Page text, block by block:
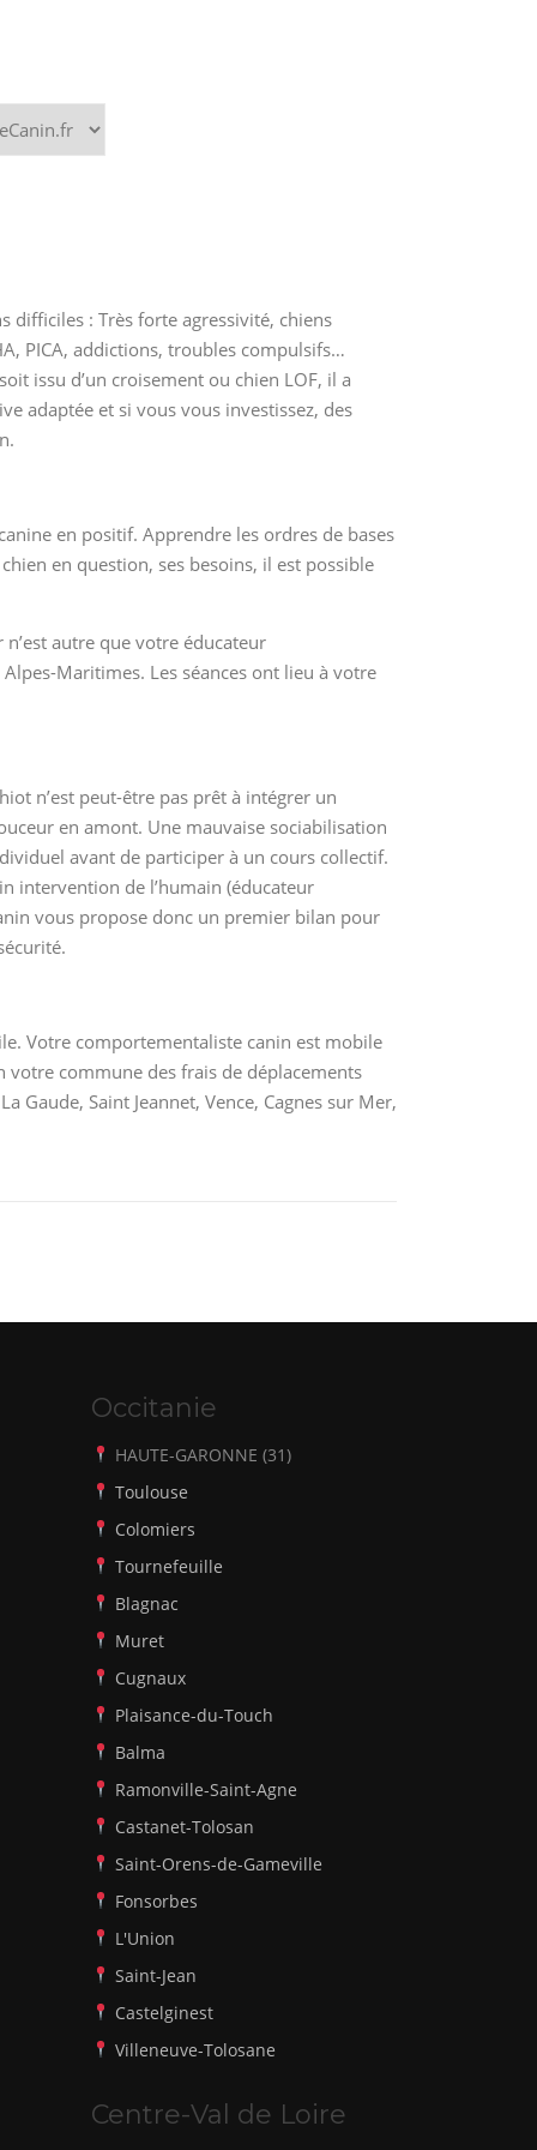
difficiles : Très forte agressivité, chiens
PICA, addictions, troubles compulsifs…
issu d’un croisement ou chien LOF, il a
adaptée et si vous vous investissez, des
en positif. Apprendre les ordres de bases
en question, ses besoins, il est possible
autre que votre éducateur
Maritimes. Les séances ont lieu à votre
n’est peut-être pas prêt à intégrer un
en amont. Une mauvaise sociabilisation
avant de participer à un cours collectif.
intervention de l’humain (éducateur
vous propose donc un premier bilan pour
Votre comportementaliste canin est mobile
votre commune des frais de déplacements
Saint Jeannet, Vence, Cagnes sur Mer,
Occitanie
HAUTE-GARONNE (31)
Toulouse
Colomiers
Tournefeuille
Blagnac
Muret
Cugnaux
Plaisance-du-Touch
Balma
Ramonville-Saint-Agne
Castanet-Tolosan
Saint-Orens-de-Gameville
Fonsorbes
L'Union
Saint-Jean
Castelginest
Villeneuve-Tolosane
Centre-Val de Loire